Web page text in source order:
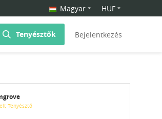
Magyar HUF
Tenyésztők Bejelentkezés
Tenyésztő